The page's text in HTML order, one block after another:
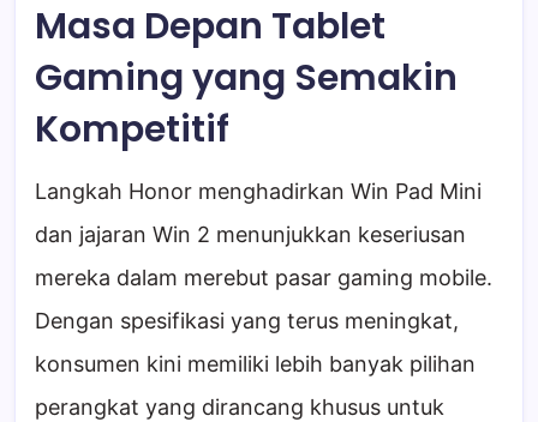
Masa Depan Tablet
Gaming yang Semakin
Kompetitif
Langkah Honor menghadirkan Win Pad Mini
dan jajaran Win 2 menunjukkan keseriusan
mereka dalam merebut pasar gaming mobile.
Dengan spesifikasi yang terus meningkat,
konsumen kini memiliki lebih banyak pilihan
perangkat yang dirancang khusus untuk